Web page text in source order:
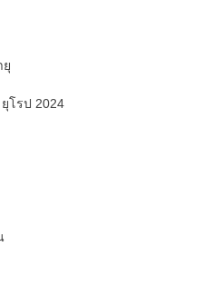
โรป 2024